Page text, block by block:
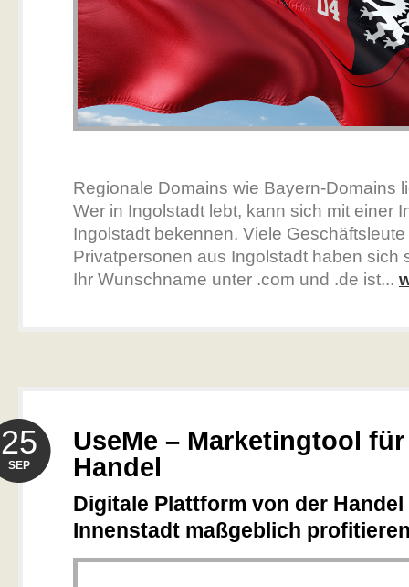
Regionale Domains wie Bayern-Domains
Wer in Ingolstadt lebt, kann sich mit einer
Ingolstadt bekennen. Viele
Privatpersonen aus Ingolstadt haben sich
Ihr Wunschname unter .com und .de ist...
UseMe – Marketingtool
Handel
25
SEP
Digitale Plattform von der Handel
Innenstadt maßgeblich